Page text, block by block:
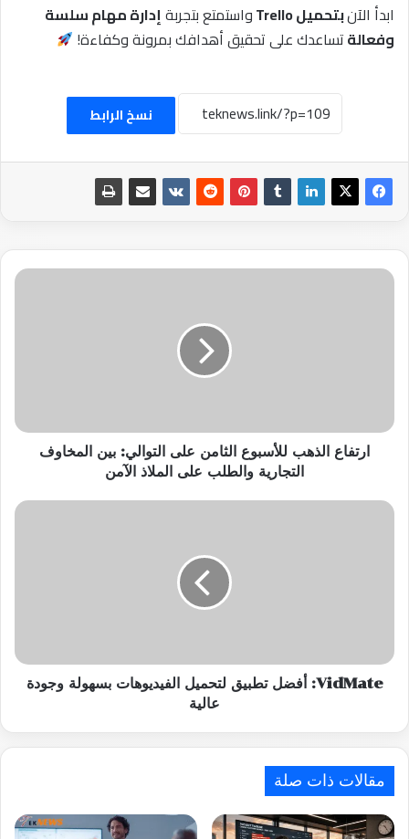
ابدأ الآنبتحميل Trello واستمتع بتجربةإدارة مهام سلسة
وفعالةتساعدك على تحقيق أهدافك بمرونة وكفاءة!
نسخ الرابط
ارتفاع
التجارية
والطلب
الآمن
ارتفاع الذهب للأسبوع الثامن على التوالي: بين المخاوف
التجارية والطلب على الملاذ الآمن
VidMate: أفضل تطبيق لتحميل الفيديوهات بسهولة وجودة
عالية
مقالات ذات صلة